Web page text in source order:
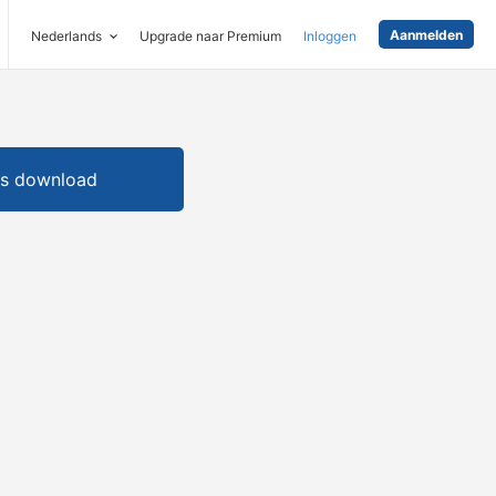
Nederlands Upgrade naar Premium Inloggen Aanmelden
download